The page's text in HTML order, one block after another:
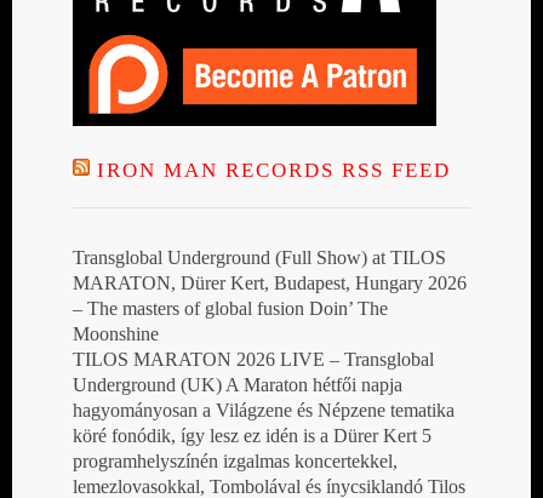
IRON MAN RECORDS RSS FEED
Transglobal Underground (Full Show) at TILOS
MARATON, Dürer Kert, Budapest, Hungary 2026
– The masters of global fusion Doin’ The
Moonshine
TILOS MARATON 2026 LIVE – Transglobal
Underground (UK) A Maraton hétfői napja
hagyományosan a Világzene és Népzene tematika
köré fonódik, így lesz ez idén is a Dürer Kert 5
programhelyszínén izgalmas koncertekkel,
lemezlovasokkal, Tombolával és ínycsiklandó Tilos